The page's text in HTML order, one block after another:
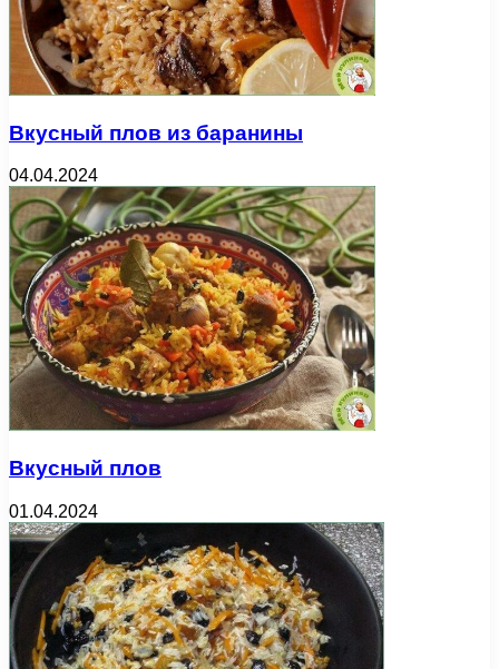
Вкусный плов из баранины
04.04.2024
Вкусный плов
01.04.2024